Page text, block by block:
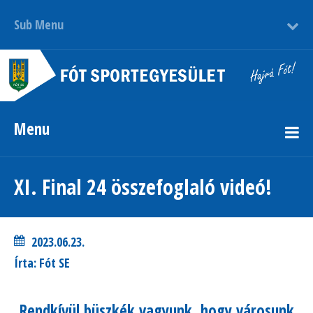
Sub Menu
Menu
XI. Final 24 összefoglaló videó!
2023.06.23.
Írta: Fót SE